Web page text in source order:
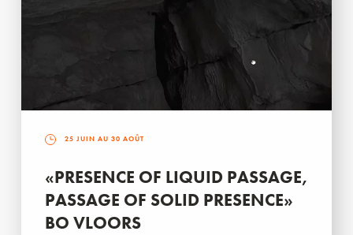
25 JUIN AU 30 AOÛT
«PRESENCE OF LIQUID PASSAGE,
PASSAGE OF SOLID PRESENCE»
BO VLOORS